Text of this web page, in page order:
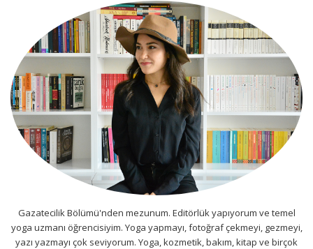
Gazatecilik Bölümü'nden mezunum. Editörlük yapıyorum ve temel
yoga uzmanı öğrencisiyim. Yoga yapmayı, fotoğraf çekmeyi, gezmeyi,
yazı yazmayı çok seviyorum. Yoga, kozmetik, bakım, kitap ve birçok